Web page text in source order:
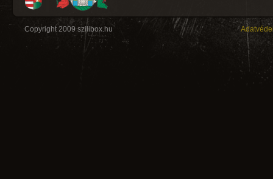
Copyright 2009 szilibox.hu